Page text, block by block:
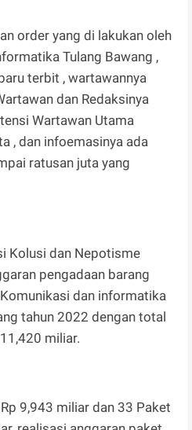
order yang di lakukan oleh
Tulang Bawang ,
terbit , wartawannya
dan Redaksinya
Wartawan Utama
, dan infoemasinya ada
ratusan juta yang
Kolusi dan Nepotisme
pengadaan barang
dan informatika
tahun 2022 dengan total
miliar.
9,943 miliar dan 33 Paket